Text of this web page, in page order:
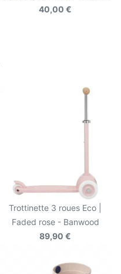
40,00 €
Trottinette 3 roues Eco |
Faded rose - Banwood
89,90 €